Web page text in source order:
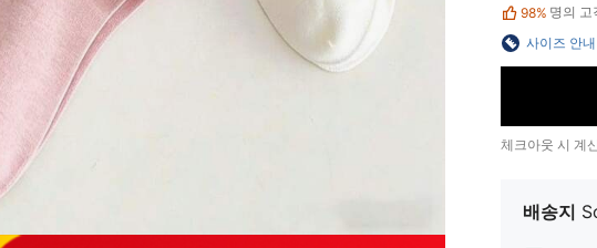
98% 명의 고
사이즈 안내
체크아웃 시 계
배송지